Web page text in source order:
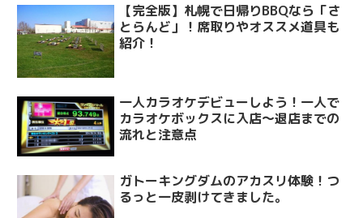
【完全版】札幌で日帰りBBQなら「さ
とらんど」！席取りやオススメ道具も
紹介！
一人カラオケデビューしよう！一人で
カラオケボックスに入店～退店までの
流れと注意点
ガトーキングダムのアカスリ体験！つ
るっと一皮剥けてきました。